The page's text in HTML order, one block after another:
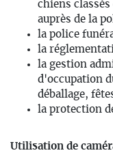
chiens
auprès de la
la police
la
la gestion
d'occupation
déballage,
la protection
Utilisation de